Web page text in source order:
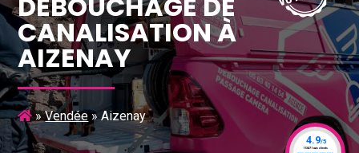
CANALISATION À
AIZENAY
»Vendée»Aizenay